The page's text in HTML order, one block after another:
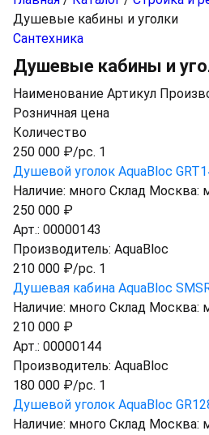
Душевые кабины и уголки
Сантехника
Душевые кабины и
Наименование Артикул
Розничная цена
Количество
250 000 ₽/pc. 1
Душевой уголок AquaBloc
Наличие: много Склад Москва:
250 000 ₽
Арт.: 00000143
Производитель: AquaBloc
210 000 ₽/pc. 1
Душевая кабина AquaBloc
Наличие: много Склад Москва:
210 000 ₽
Арт.: 00000144
Производитель: AquaBloc
180 000 ₽/pc. 1
Душевой уголок AquaBloc
Наличие: много Склад Москва: